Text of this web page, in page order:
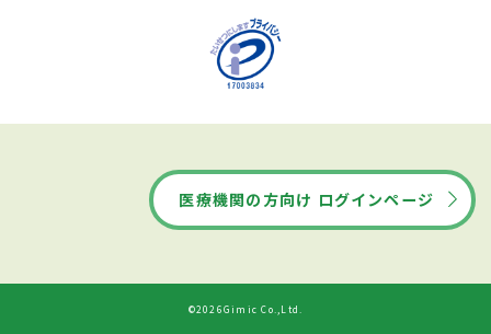
医療機関の方向け ログインページ
©2026Gimic Co.,Ltd.